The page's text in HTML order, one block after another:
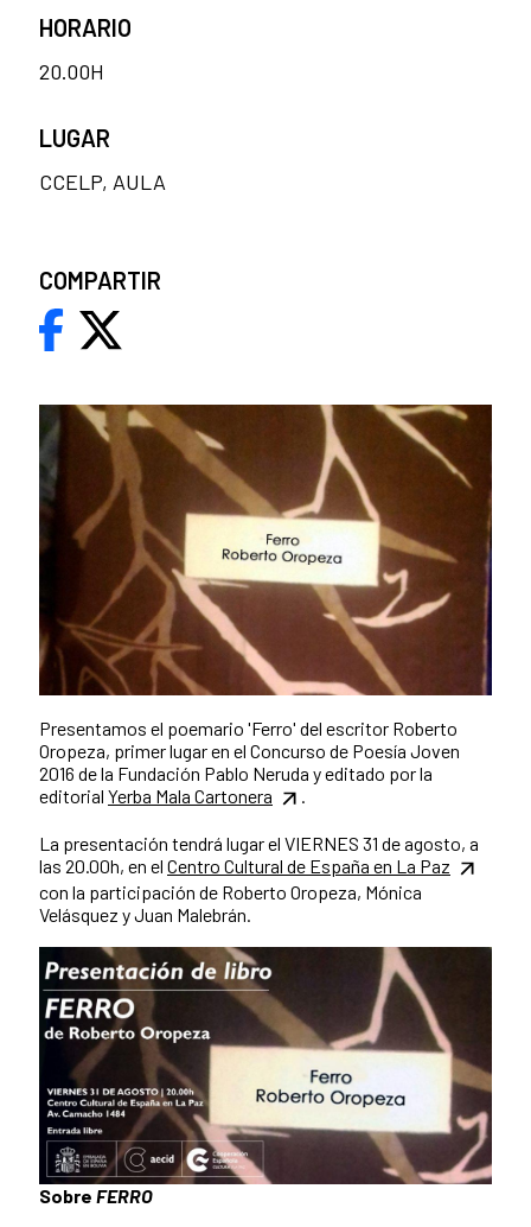
Presentamos el poemario 'Ferro' del escritor Roberto
Oropeza, primer lugar en el Concurso de Poesía Joven
2016 de la Fundación Pablo Neruda y editado por la
editorial Yerba Mala Cartonera .
La presentación tendrá lugar el VIERNES 31 de agosto, a
las 20.00h, en el Centro Cultural de España en La Paz
con la participación de Roberto Oropeza, Mónica
Velásquez y Juan Malebrán.
Sobre FERRO
HORARIO
20.00H
LUGAR
CCELP, AULA
COMPARTIR